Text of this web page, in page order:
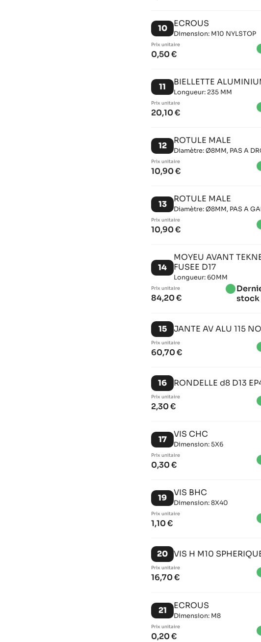
10 ECROUS
Dimension: M10 NYLSTOP
Prix ​​unitaire
0,50 €
11 BIELLETTE
Longueur: 235 MM
Prix ​​unitaire
20,10 €
12 ROTULE MALE
Diamètre: Ø8MM, PAS A
Prix ​​unitaire
10,90 €
13 ROTULE MALE
Diamètre: Ø8MM, PAS A
Prix ​​unitaire
10,90 €
14
MOYEU AVANT
FUSEE D17
Longueur: 60MM
Prix ​​unitaire
84,20 €
brightness_1
stock
15 JANTE AV ALU 115
Prix ​​unitaire
60,70 €
16 RONDELLE d8 D13
Prix ​​unitaire
2,30 €
17 VIS CHC
Dimension: 5X6
Prix ​​unitaire
0,30 €
19 VIS BHC
Dimension: 8X40
Prix ​​unitaire
1,10 €
20 VIS H M10
Prix ​​unitaire
16,70 €
21 ECROUS
Dimension: M8
Prix ​​unitaire
0,20 €